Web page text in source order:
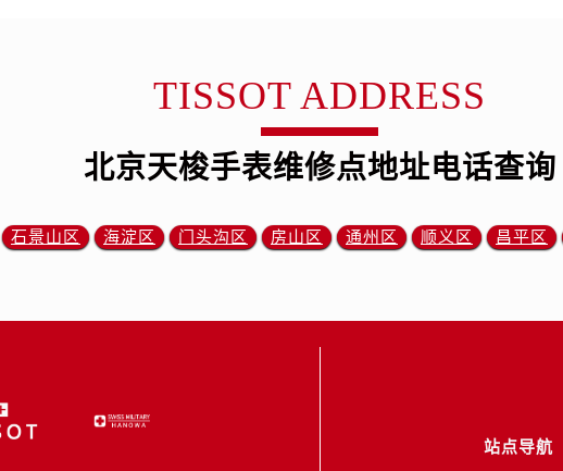
TISSOT ADDRESS
北京天梭手表维修点地址电话查询
石景山区 海淀区 门头沟区 房山区 通州区 顺义区 昌平区
站点导航